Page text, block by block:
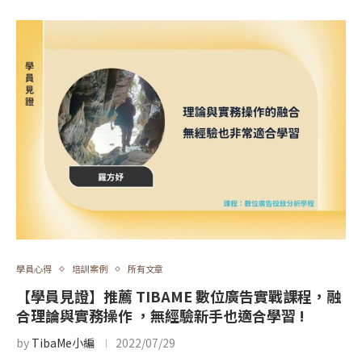
學員心得 培訓案例 所有文章
【學員見證】推薦 TIBAME 數位廣告實戰課程，融
合理論與實務操作 ，無經驗新手也適合學習 !
by TibaMe小編 2022/07/29